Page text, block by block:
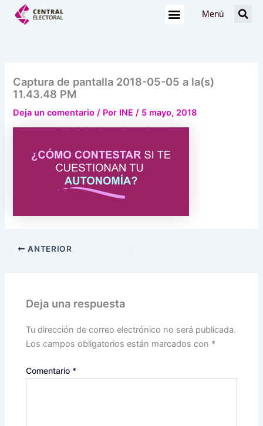
Menú
Captura de pantalla 2018-05-05 a la(s)
11.43.48 PM
Deja un comentario / Por INE/ 5 mayo, 2018
ANTERIOR
Deja una respuesta
Tu dirección de correo electrónico no será publicada.
Los campos obligatorios están marcados con *
Comentario *